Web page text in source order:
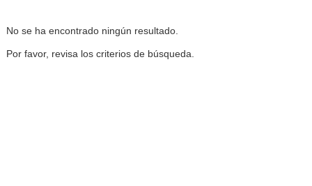
No se ha encontrado ningún resultado.
Por favor, revisa los criterios de búsqueda.